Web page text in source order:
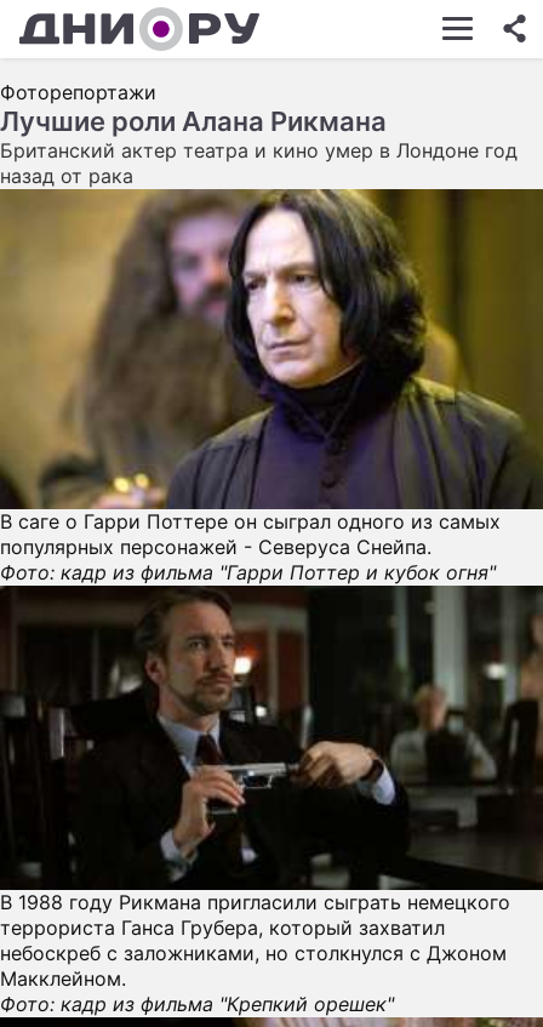
ШОУ-БИЗНЕС
КИНО
НЕДВИЖИМОСТЬ
ЗДОРОВЬЕ
ЭКОНОМИКА
ПРОИСШЕСТВИЯ
СОННИК
СТИЛЬ ЖИЗНИ
СЕРИАЛЫ
ИГРЫ
ПРЕСС-РЕЛИЗЫ
Фоторепортажи
Лучшие роли Алана Рикмана
Британский актер театра и кино умер в Лондоне год
назад от рака
В саге о Гарри Поттере он сыграл одного из самых
популярных персонажей - Северуса Снейпа.
Фото: кадр из фильма "Гарри Поттер и кубок огня"
В 1988 году Рикмана пригласили сыграть немецкого
террориста Ганса Грубера, который захватил
небоскреб с заложниками, но столкнулся с Джоном
Макклейном.
Фото: кадр из фильма "Крепкий орешек"